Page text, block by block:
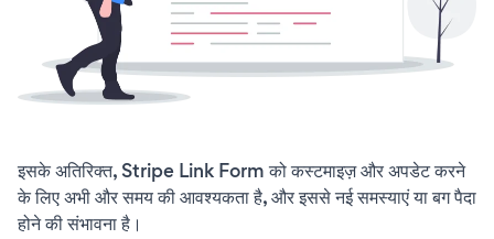
इसके अतिरिक्त, Stripe Link Form को कस्टमाइज़ और अपडेट करने
के लिए अभी और समय की आवश्यकता है, और इससे नई समस्याएं या बग पैदा
होने की संभावना है।